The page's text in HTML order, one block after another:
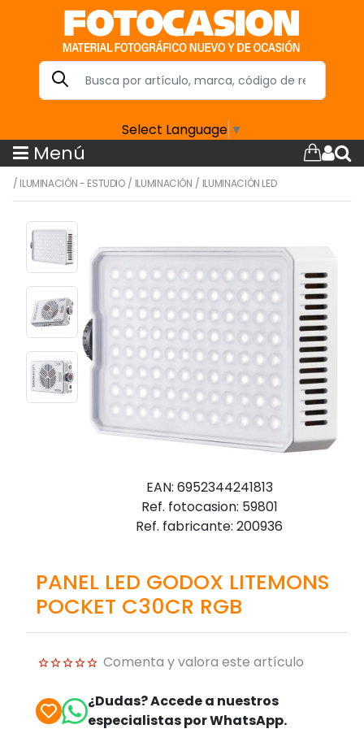
Select Language ▼
Menú
/ ILUMINACIÓN - ESTUDIO/ ILUMINACIÓN / ILUMINACIÓN LED
EAN: 6952344241813
Ref. fotocasion: 59801
Ref. fabricante: 200936
PANEL LED GODOX LITEMONS
POCKET C30CR RGB
Comenta y valora este artículo
¿Dudas? Accede a nuestros
especialistas por WhatsApp.